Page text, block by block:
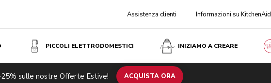
Assistenza clienti Informazioni su KitchenAid
PICCOLI ELETTRODOMESTICI INIZIAMO A CREARE
sulle nostre Offerte Estive! ACQUISTA ORA